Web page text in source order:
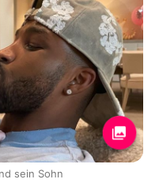
sein Sohn